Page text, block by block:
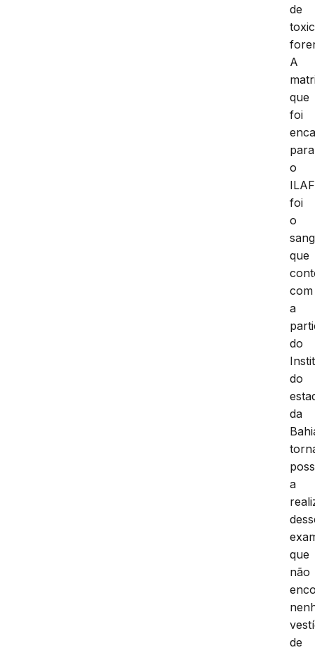
de
A
que
foi
para
o
ILAF
foi
o
que
com
a
do
do
da
a
que
não
de